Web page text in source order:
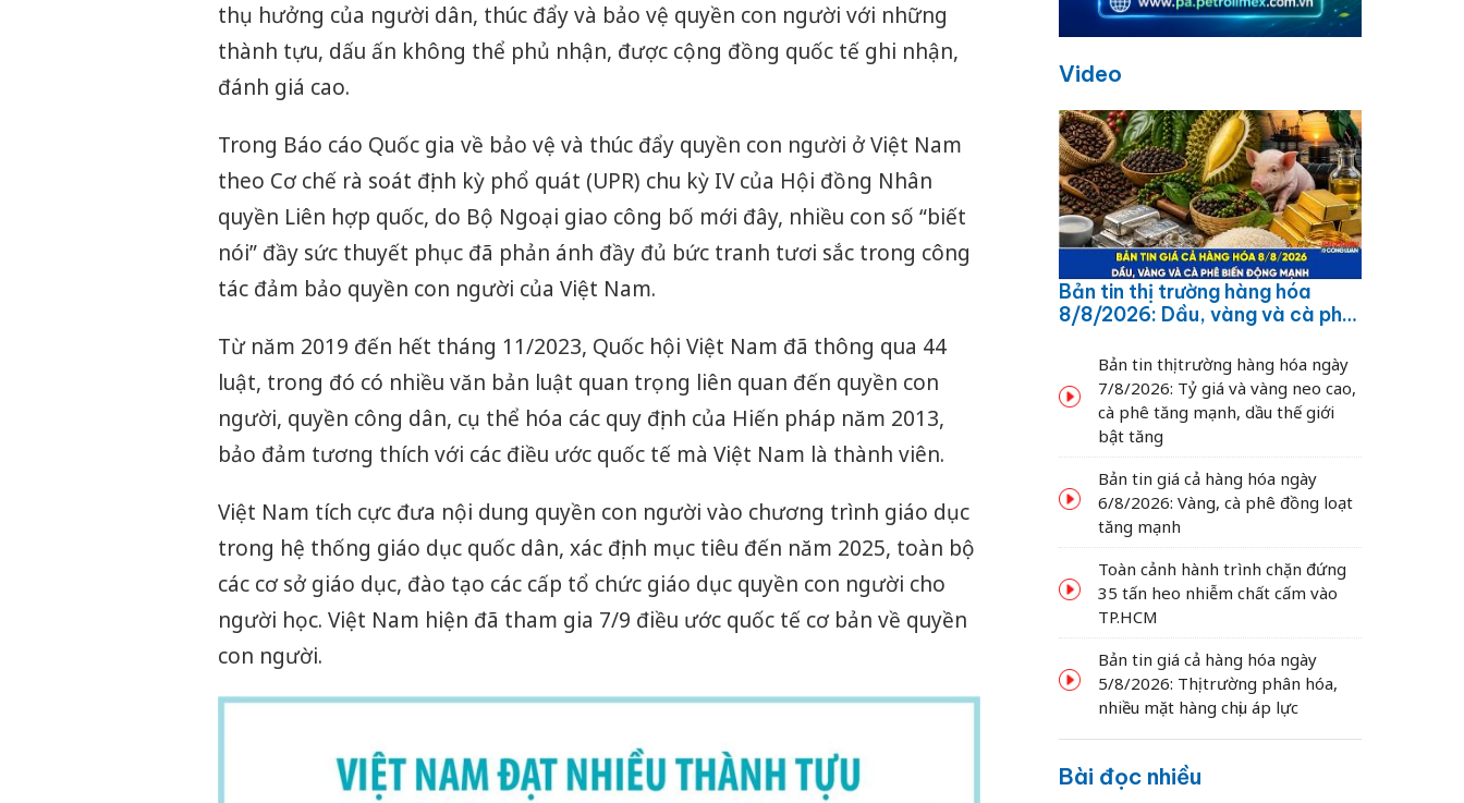
thụ hưởng của người dân, thúc đẩy và bảo vệ quyền con người với những
thành tựu, dấu ấn không thể phủ nhận, được cộng đồng quốc tế ghi nhận,
đánh giá cao.
Trong Báo cáo Quốc gia về bảo vệ và thúc đẩy quyền con người ở Việt Nam
theo Cơ chế rà soát định kỳ phổ quát (UPR) chu kỳ IV của Hội đồng Nhân
quyền Liên hợp quốc, do Bộ Ngoại giao công bố mới đây, nhiều con số “biết
nói” đầy sức thuyết phục đã phản ánh đầy đủ bức tranh tươi sắc trong công
tác đảm bảo quyền con người của Việt Nam.
Từ năm 2019 đến hết tháng 11/2023, Quốc hội Việt Nam đã thông qua 44
luật, trong đó có nhiều văn bản luật quan trọng liên quan đến quyền con
người, quyền công dân, cụ thể hóa các quy định của Hiến pháp năm 2013,
bảo đảm tương thích với các điều ước quốc tế mà Việt Nam là thành viên.
Việt Nam tích cực đưa nội dung quyền con người vào chương trình giáo dục
trong hệ thống giáo dục quốc dân, xác định mục tiêu đến năm 2025, toàn bộ
các cơ sở giáo dục, đào tạo các cấp tổ chức giáo dục quyền con người cho
người học. Việt Nam hiện đã tham gia 7/9 điều ước quốc tế cơ bản về quyền
con người.
Video
Bản tin thị trường hàng hóa
8/8/2026: Dầu, vàng và cà phê
Bản tin thị trường hàng hóa ngày
7/8/2026: Tỷ giá và vàng neo cao,
cà phê tăng mạnh, dầu thế giới
bật tăng
Bản tin giá cả hàng hóa ngày
6/8/2026: Vàng, cà phê đồng loạt
tăng mạnh
Toàn cảnh hành trình chặn đứng
35 tấn heo nhiễm chất cấm vào
TP.HCM
Bản tin giá cả hàng hóa ngày
5/8/2026: Thị trường phân hóa,
nhiều mặt hàng chịu áp lực
Bài đọc nhiều